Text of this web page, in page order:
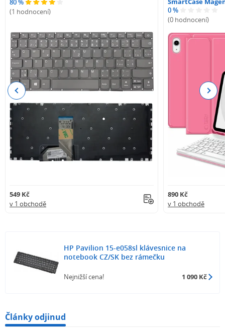
80 %
(1 hodnocení)
549 Kč
v 1 obchodě
0 %
(0 hodnocení)
890 Kč
v 1 obchodě
Previous Next
HP Pavilion 15-e058sl klávesnice na
notebook CZ/SK bez rámečku
Nejnižší cena! 1 090 Kč
Články odjinud